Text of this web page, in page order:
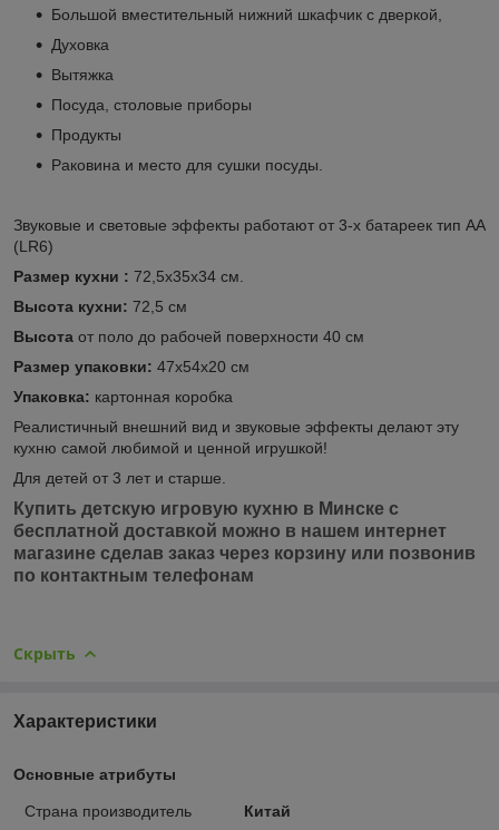
Большой вместительный нижний шкафчик с дверкой,
Духовка
Вытяжка
Посуда, столовые приборы
Продукты
Раковина и место для сушки посуды.
Звуковые и световые эффекты работают от 3-х батареек тип AA
(LR6)
Размер кухни : 72,5х35х34 см.
Высота кухни: 72,5 см
Высота от поло до рабочей поверхности 40 см
Размер упаковки: 47х54х20 см
Упаковка: картонная коробка
Реалистичный внешний вид и звуковые эффекты делают эту
кухню самой любимой и ценной игрушкой!
Для детей от 3 лет и старше.
Купить детскую игровую кухню в Минске с
бесплатной доставкой можно в нашем интернет
магазине сделав заказ через корзину или позвонив
по контактным телефонам
Скрыть
Характеристики
Основные атрибуты
Страна производитель
Китай